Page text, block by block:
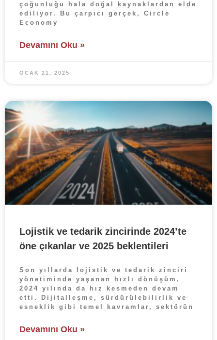
çoğunluğu hala doğal kaynaklardan elde
ediliyor. Bu çarpıcı gerçek, Circle
Economy
Devamını Oku »
OCAK 21, 2025
Lojistik ve tedarik zincirinde 2024’te
öne çıkanlar ve 2025 beklentileri
Son yıllarda lojistik ve tedarik zinciri
yönetiminde yaşanan hızlı dönüşüm,
2024 yılında da hız kesmeden devam
etti. Dijitalleşme, sürdürülebilirlik ve
esneklik gibi temel kavramlar, sektörün
Devamını Oku »